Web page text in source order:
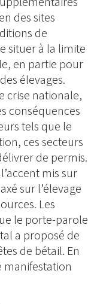
des sites
de
situer à la limite
en partie pour
élevages.
crise nationale,
conséquences
tels que le
ces secteurs
de permis.
mis sur
sur l’élevage
Les
le porte-parole
a proposé de
de bétail. En
manifestation